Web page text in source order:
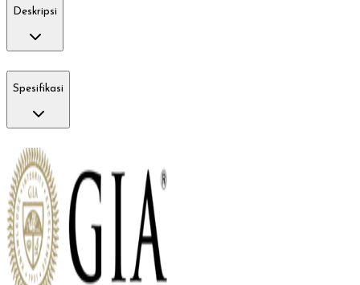
Deskripsi
Spesifikasi